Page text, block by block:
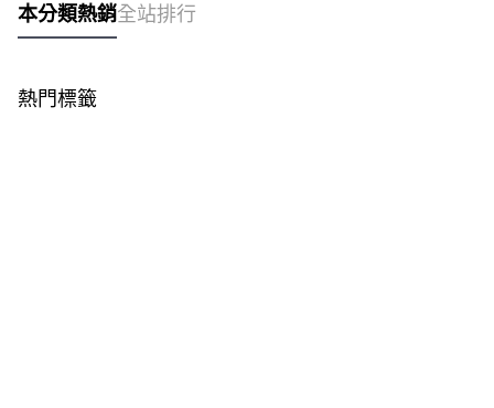
本分類熱銷全站排行
熱門標籤